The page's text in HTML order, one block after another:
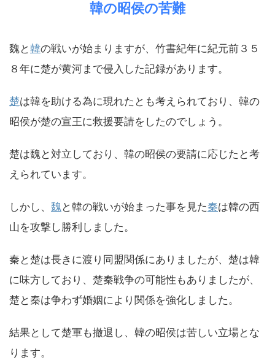
韓の昭侯の苦難
魏と韓の戦いが始まりますが、竹書紀年に紀元前３５
８年に楚が黄河まで侵入した記録があります。
楚は韓を助ける為に現れたとも考えられており、韓の
昭侯が楚の宣王に救援要請をしたのでしょう。
楚は魏と対立しており、韓の昭侯の要請に応じたと考
えられています。
しかし、 魏と韓の戦いが始まった事を見た秦は韓の西
山を攻撃し勝利しました。
秦と楚は長きに渡り同盟関係にありましたが、楚は韓
に味方しており、楚秦戦争の可能性もありましたが、
楚と秦は争わず婚姻により関係を強化しました。
結果として楚軍も撤退し、韓の昭侯は苦しい立場とな
ります。